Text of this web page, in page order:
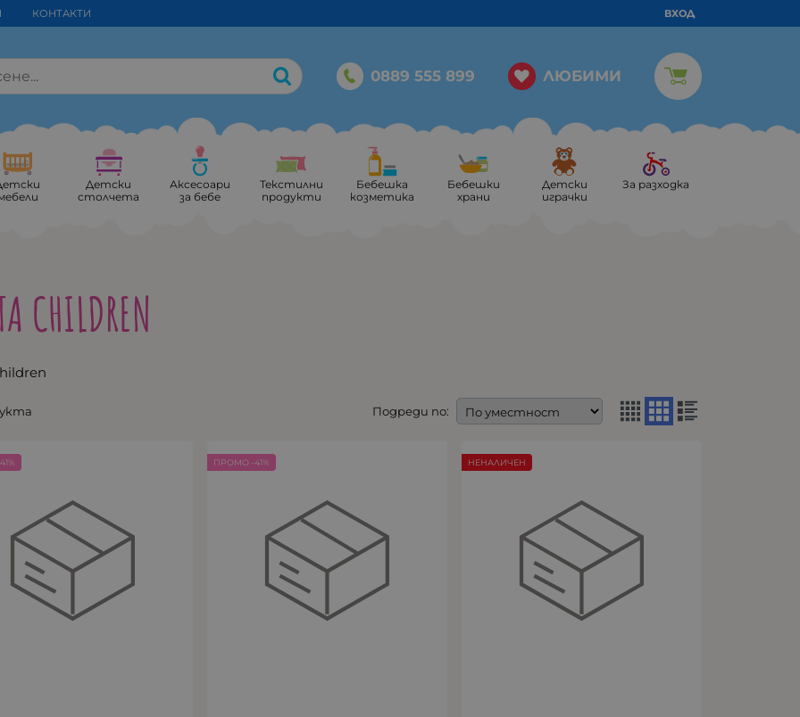
КОНТАКТИ ВХОД
0889 555 899 ЛЮБИМИ
Детски
столчета
Аксесоари
за бебе
Текстилни
продукти
Бебешка
козметика
Бебешки
храни
Детски
играчки
За разходка
CHILDREN
Подреди по:
ПРОМО -41% НЕНАЛИЧЕН